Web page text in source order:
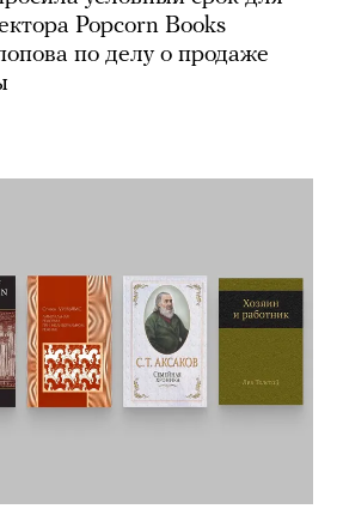
Popcorn Books
по делу о продаже